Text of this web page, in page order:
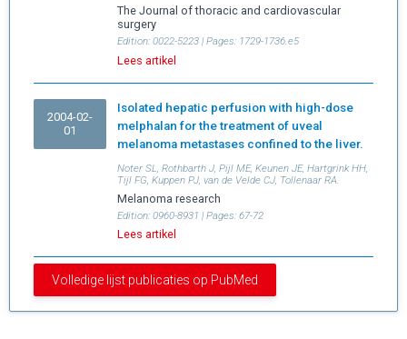
The Journal of thoracic and cardiovascular
surgery
Edition:0022-5223 | Pages: 1729-1736.e5
Lees artikel
2004-02-
01
Isolated hepatic perfusion with high-dose
melphalan for the treatment of uveal
melanoma metastases confined to the liver.
Noter SL, Rothbarth J, Pijl ME, Keunen JE, Hartgrink HH,
Tijl FG, Kuppen PJ, van de Velde CJ, Tollenaar RA.
Melanoma research
Edition:0960-8931 | Pages:67-72
Lees artikel
Volledige lijst publicaties op PubMed